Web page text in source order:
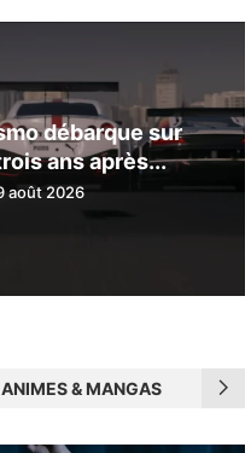
débarque sur
ans après...
août 2026
& MANGAS